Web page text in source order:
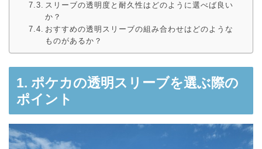
スリーブの透明度と耐久性はどのように選べば良い
か？
おすすめの透明スリーブの組み合わせはどのような
ものがあるか？
1. ポケカの透明スリーブを選ぶ際の
ポイント